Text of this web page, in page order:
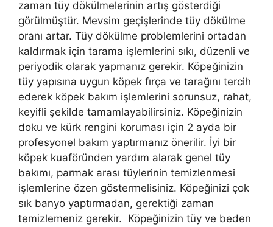
zaman tüy dökülmelerinin artış gösterdiği
görülmüştür. Mevsim geçişlerinde tüy dökülme
oranı artar. Tüy dökülme problemlerini ortadan
kaldırmak için tarama işlemlerini sıkı, düzenli ve
periyodik olarak yapmanız gerekir. Köpeğinizin
tüy yapısına uygun köpek fırça ve tarağını tercih
ederek köpek bakım işlemlerini sorunsuz, rahat,
keyifli şekilde tamamlayabilirsiniz. Köpeğinizin
doku ve kürk rengini koruması için 2 ayda bir
profesyonel bakım yaptırmanız önerilir. İyi bir
köpek kuaföründen yardım alarak genel tüy
bakımı, parmak arası tüylerinin temizlenmesi
işlemlerine özen göstermelisiniz. Köpeğinizi çok
sık banyo yaptırmadan, gerektiği zaman
temizlemeniz gerekir. Köpeğinizin tüy ve beden